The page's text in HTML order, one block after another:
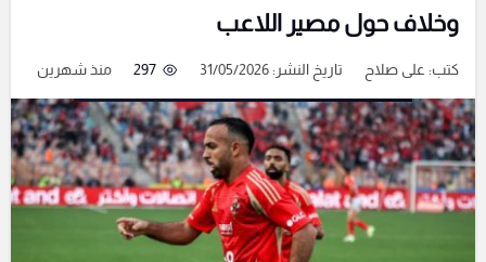
وخلاف حول مصير اللاعب
كتب: على صلاح تاريخ النشر: 31/05/2026 297 منذ شهرين